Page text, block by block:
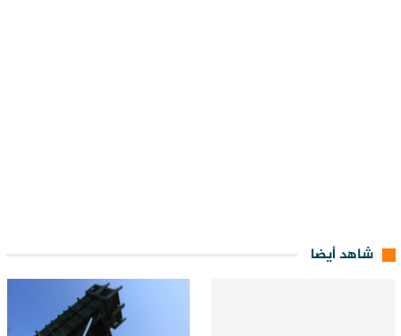
شاهد أيضا